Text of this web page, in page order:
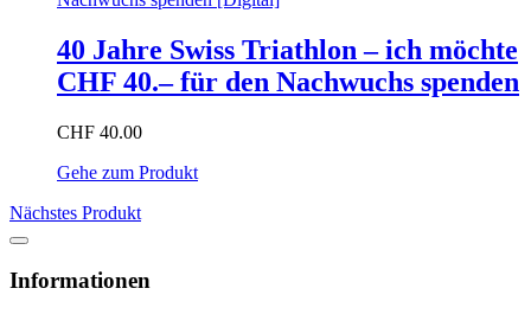
40 Jahre Swiss Triathlon – ich möchte
CHF 40.– für den Nachwuchs spenden
CHF 40.00
Gehe zum Produkt
Nächstes Produkt
Informationen